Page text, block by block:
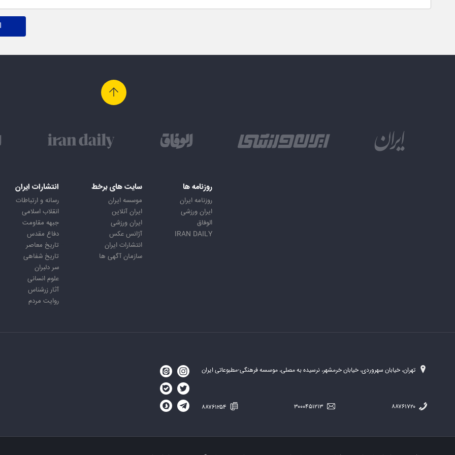
روزنامه ها
روزنامه ایران
ایران ورزشی
الوفاق
IRAN DAILY
سایت های برخط
موسسه ایران
ایران آنلاین
ایران ورزشی
آژانس عکس
انتشارات ایران
سازمان آگهی ها
انتشارات ایران
رسانه و ارتباطات
انقلاب اسلامی
جبهه مقاومت
دفاع مقدس
تاریخ معاصر
تاریخ شفاهی
سر دلبران
علوم انسانی
آثار زرشناس
روایت مردم
تهران، خیابان سهروردی، خیابان خرمشهر، نرسیده به مصلی، موسسه فرهنگی-مطبوعاتی ایران